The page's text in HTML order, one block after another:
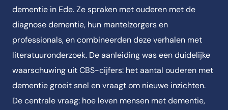
dementie in Ede. Ze spraken met ouderen met de
diagnose dementie, hun mantelzorgers en
professionals, en combineerden deze verhalen met
literatuuronderzoek. De aanleiding was een duidelijke
waarschuwing uit CBS-cijfers: het aantal ouderen met
dementie groeit snel en vraagt om nieuwe inzichten.
De centrale vraag: hoe leven mensen met dementie,